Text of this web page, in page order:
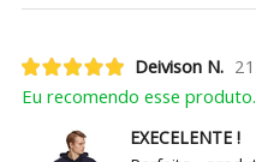
Deivison N.
Eu recomendo esse produto.
EXECELENTE !